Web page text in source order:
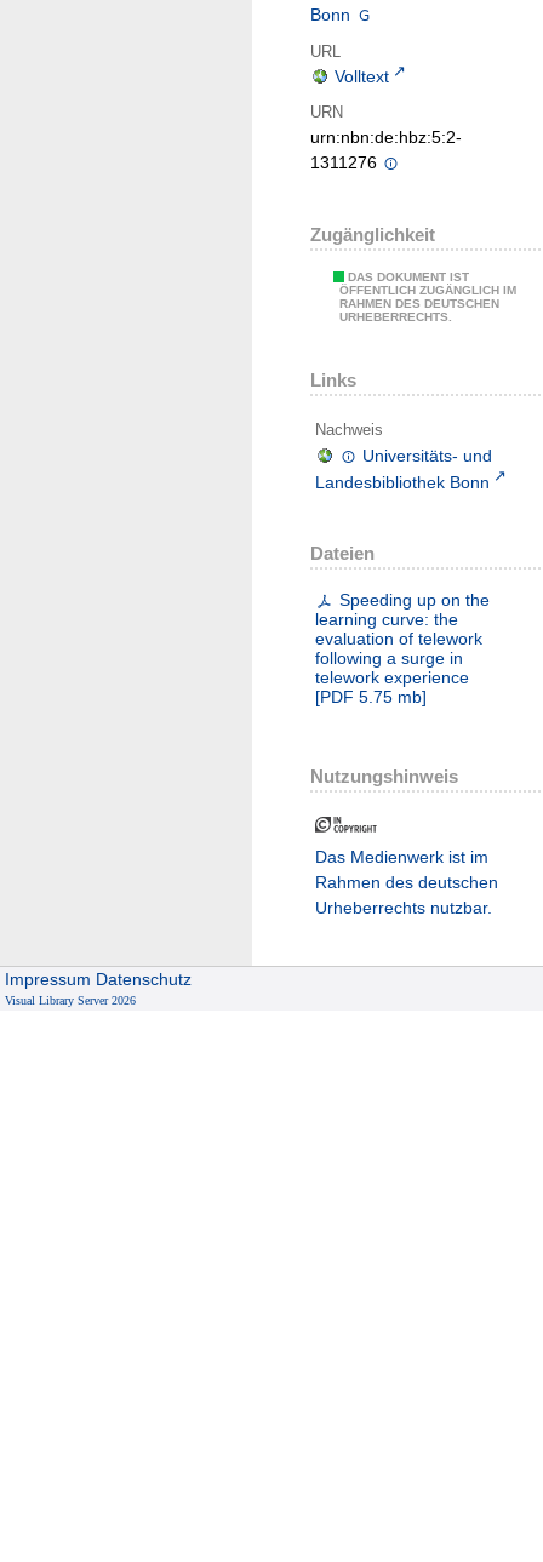
Bonn
URL
Volltext
URN
urn:nbn:de:hbz:5:2-
1311276
Zugänglichkeit
DAS DOKUMENT IST
ÖFFENTLICH ZUGÄNGLICH IM
RAHMEN DES DEUTSCHEN
URHEBERRECHTS.
Links
Nachweis
Universitäts- und
Landesbibliothek Bonn
Dateien
Speeding up on the
learning curve: the
evaluation of telework
following a surge in
telework experience
[PDF 5.75 mb]
Nutzungshinweis
Das Medienwerk ist im
Rahmen des deutschen
Urheberrechts nutzbar.
Impressum Datenschutz
Visual Library Server 2026